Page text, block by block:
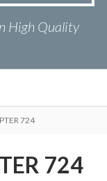
High Quality
724
724